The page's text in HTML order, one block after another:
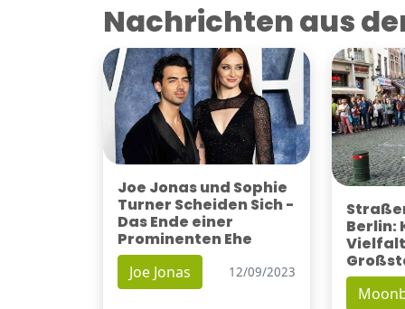
Nachrichten aus
Joe Jonas und Sophie
Turner Scheiden Sich -
Das Ende einer
Prominenten Ehe
Joe Jonas 12/09/2023
Berlin: